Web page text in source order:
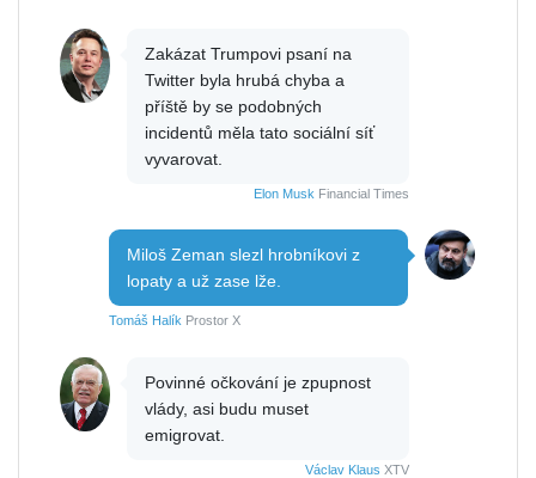
Zakázat Trumpovi psaní na
Twitter byla hrubá chyba a
příště by se podobných
incidentů měla tato sociální síť
vyvarovat.
Elon Musk Financial Times
Miloš Zeman slezl hrobníkovi z
lopaty a už zase lže.
Tomáš Halík Prostor X
Povinné očkování je zpupnost
vlády, asi budu muset
emigrovat.
Václav Klaus XTV